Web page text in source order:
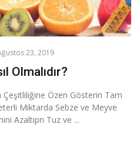
23, 2019
Olmalıdır?
Çeşitliliğine Özen Gösterin Tam
Miktarda Sebze ve Meyve
Azaltıpn Tuz ve ...